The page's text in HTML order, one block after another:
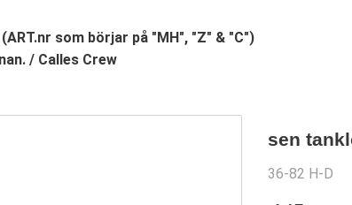
som börjar på "MH", "Z" & "C")
/ Calles Crew
sen
36-82 H-D